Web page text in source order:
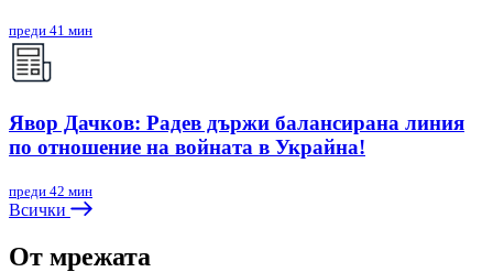
преди 41 мин
Явор Дачков: Радев държи балансирана линия
по отношение на войната в Украйна!
преди 42 мин
Всички
От мрежата